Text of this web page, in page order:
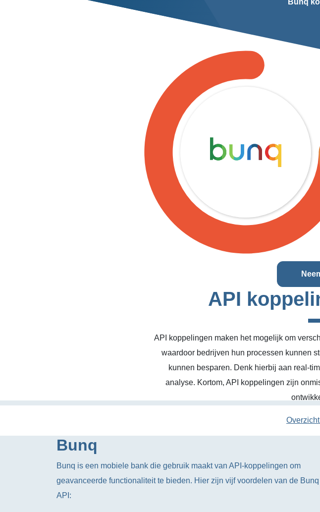
Bunq
API
API koppelingen maken het mogelijk om
waardoor bedrijven hun processen kunnen
kunnen besparen. Denk hierbij aan real-
analyse. Kortom, API koppelingen zijn
Bunq
Bunq is een mobiele bank die gebruik maakt van API-koppelingen om
geavanceerde functionaliteit te bieden. Hier zijn vijf voordelen van de Bunq
API: